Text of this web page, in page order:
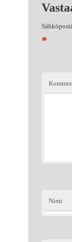
*
Nimi